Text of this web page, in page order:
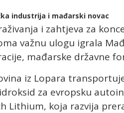
industrija i mađarski novac
i zahtjeva za
važnu ulogu igrala
mađarske državne
iz Lopara
za evropsku
Lithium, koja razvija